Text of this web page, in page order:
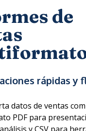
de
rápidas y
datos de ventas
PDF para